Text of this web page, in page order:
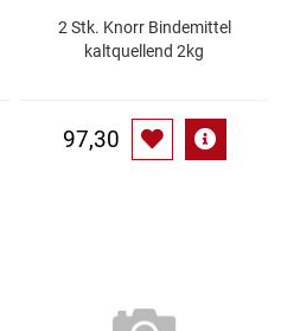
2 Stk. Knorr Bindemittel
kaltquellend 2kg
97,30